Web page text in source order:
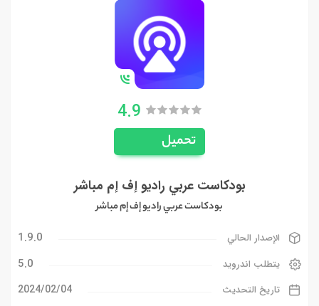
4.9
تحميل
بودكاست عربي راديو إف إم مباشر
بودكاست عربي راديو إف إم مباشر
الإصدار الحالي 1.9.0
يتطلب اندرويد 5.0
تاريخ التحديث 04‏/02‏/2024